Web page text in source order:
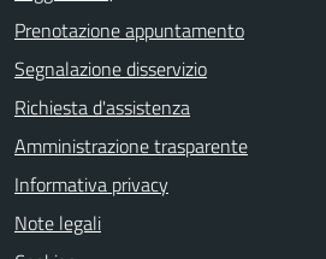
Prenotazione appuntamento
Segnalazione disservizio
Richiesta d'assistenza
Amministrazione trasparente
Informativa privacy
Note legali